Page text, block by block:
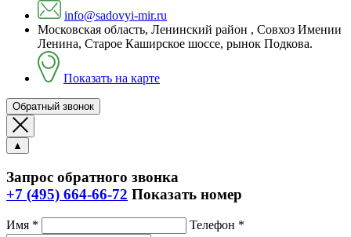
info@sadovyi-mir.ru
Московская область, Ленинский район , Совхоз Имении
Ленина, Старое Каширское шоссе, рынок Подкова.
Показать на карте
Обратный звонок
▲
Запрос обратного звонка
+7 (495) 664-66-72 Показать номер
Имя * Телефон *